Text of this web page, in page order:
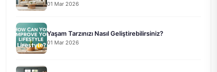
01 Mar 2026
Yaşam Tarzınızı Nasıl Geliştirebilirsiniz?
01 Mar 2026